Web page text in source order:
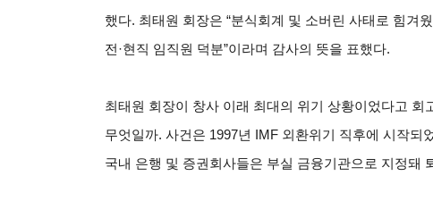
했다. 최태원 회장은 “분식회계 및 소버린 사태로 힘겨
전·현직 임직원 덕분”이라며 감사의 뜻을 표했다.
최태원 회장이 창사 이래 최대의 위기 상황이었다고 회
무엇일까. 사건은 1997년 IMF 외환위기 직후에 시작되
국내 은행 및 증권회사들은 부실 금융기관으로 지정돼